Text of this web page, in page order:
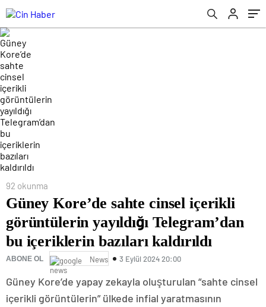
92 okunma
Güney Kore’de sahte cinsel içerikli
görüntülerin yayıldığı Telegram’dan
bu içeriklerin bazıları kaldırıldı
ABONE OL News 3 Eylül 2024 20:00
Güney Kore’de yapay zekayla oluşturulan “sahte cinsel
içerikli görüntülerin” ülkede infial yaratmasının